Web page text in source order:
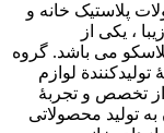
پلاستیک خانه و
، یکی از
می باشد. گروه
لوازم
از تخصص و تجربۀ
به تولید محصولاتی